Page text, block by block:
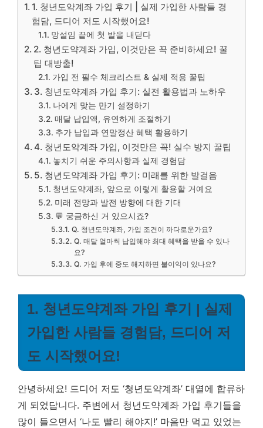
1. 청년도약계좌 가입 후기 | 실제 가입한 사람들 경
험담, 드디어 저도 시작했어요!
망설임 끝에 첫 발을 내딛다
2. 청년도약계좌 가입, 이것만은 꼭 준비하세요! 꿀
팁 대방출!
가입 전 필수 체크리스트 & 실제 적용 꿀팁
3. 청년도약계좌 가입 후기: 실전 활용법과 노하우
나에게 맞는 만기 설정하기
매달 납입액, 유연하게 조절하기
추가 납입과 연말정산 혜택 활용하기
4. 청년도약계좌 가입, 이것만은 꼭! 실수 방지 꿀팁
놓치기 쉬운 주의사항과 실제 경험담
5. 청년도약계좌 가입 후기: 미래를 위한 발걸음
청년도약계좌, 앞으로 이렇게 활용할 거예요
미래 전망과 발전 방향에 대한 기대
💬 궁금하신 거 있으시죠?
Q. 청년도약계좌, 가입 조건이 까다로운가요?
Q. 매달 얼마씩 납입해야 최대 혜택을 받을 수 있나
요?
Q. 가입 후에 중도 해지하면 불이익이 있나요?
1. 청년도약계좌 가입 후기 | 실제
가입한 사람들 경험담, 드디어 저
도 시작했어요!
안녕하세요! 드디어 저도 ‘청년도약계좌’ 대열에 합류하
게 되었답니다. 주변에서 청년도약계좌 가입 후기들을
많이 들으면서 ‘나도 빨리 해야지!’ 마음만 먹고 있었는